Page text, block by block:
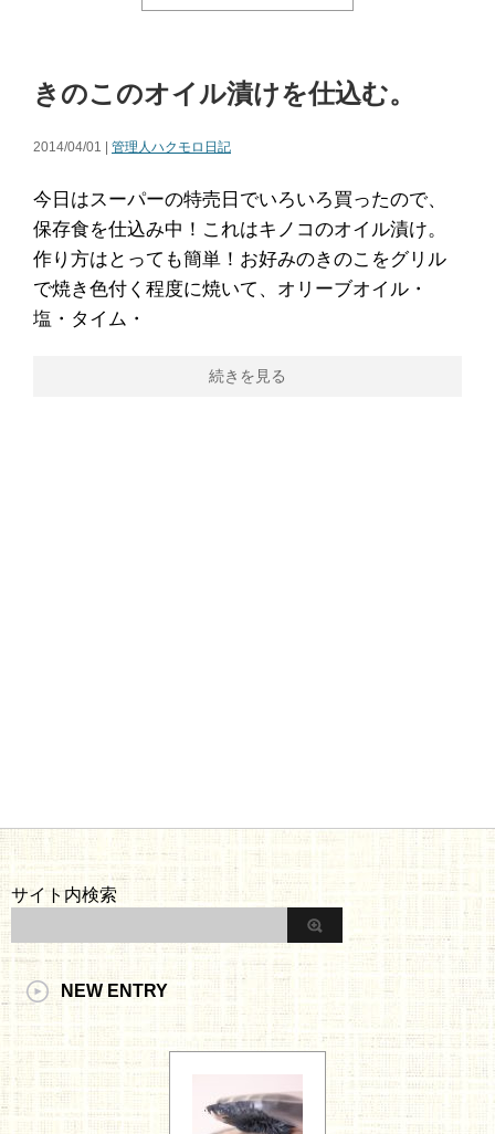
きのこのオイル漬けを仕込む。
2014/04/01 | 管理人ハクモロ日記
今日はスーパーの特売日でいろいろ買ったので、
保存食を仕込み中！これはキノコのオイル漬け。
作り方はとっても簡単！お好みのきのこをグリル
で焼き色付く程度に焼いて、オリーブオイル・
塩・タイム・
続きを見る
サイト内検索
NEW ENTRY